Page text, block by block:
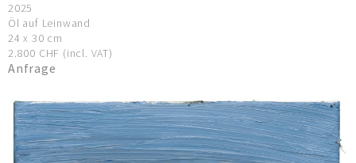
2025
Öl auf Leinwand
24 x 30 cm
2.800 CHF (incl. VAT)
Anfrage